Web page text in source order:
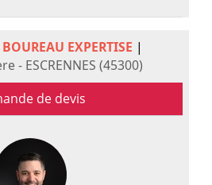
EXPERTISE |
- ESCRENNES (45300)
de devis